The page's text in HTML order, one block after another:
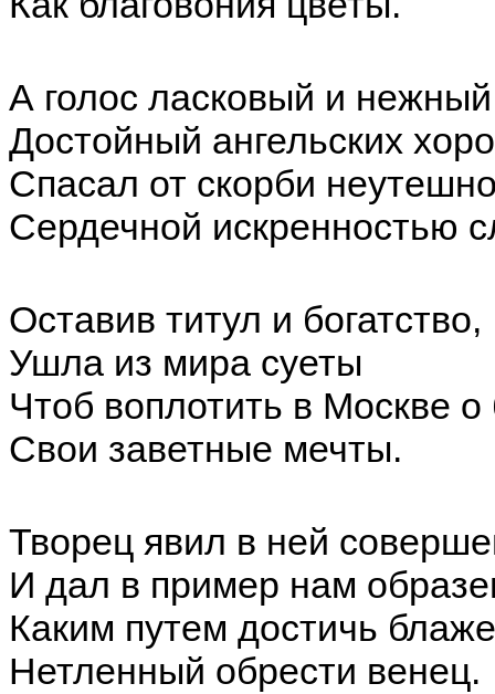
А голос ласковый и
Достойный ангельских
Спасал от скорби
Сердечной искренностью
Оставив титул и богатство,
Ушла из мира суеты
Чтоб воплотить в Москве о
Свои заветные мечты.
Творец явил в ней
И дал в пример нам
Каким путем достичь
Нетленный обрести венец.